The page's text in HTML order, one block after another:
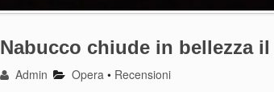
Nabucco chiude in bellezza
Admin Opera • Recensioni